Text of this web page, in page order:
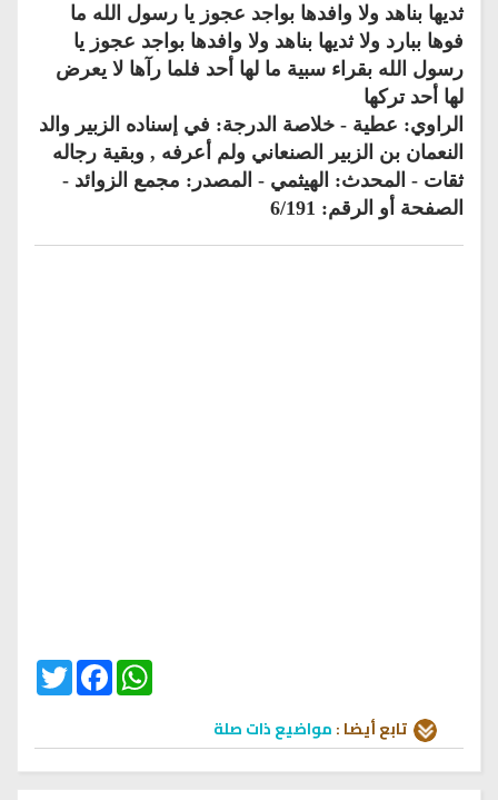
ثديها بناهد ولا وافدها بواجد عجوز يا رسول الله ما
فوها ببارد ولا ثديها بناهد ولا وافدها بواجد عجوز يا
رسول الله بقراء سبية ما لها أحد فلما رآها لا يعرض
لها أحد تركها
الراوي: عطية - خلاصة الدرجة: في إسناده الزبير والد
النعمان بن الزبير الصنعاني ولم أعرفه , وبقية رجاله
ثقات - المحدث: الهيثمي - المصدر: مجمع الزوائد -
الصفحة أو الرقم: 6/191
Twitter
FacebookWhatsApp
تابع أيضا :مواضيع ذات صلة